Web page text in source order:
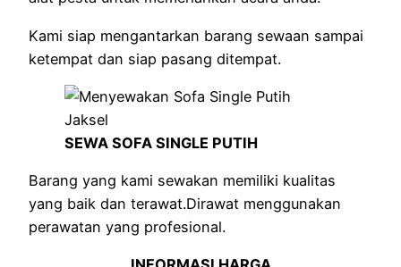
Kami siap mengantarkan barang sewaan sampai
ketempat dan siap pasang ditempat.
SEWA SOFA SINGLE PUTIH
Barang yang kami sewakan memiliki kualitas
yang baik dan terawat.Dirawat menggunakan
perawatan yang profesional.